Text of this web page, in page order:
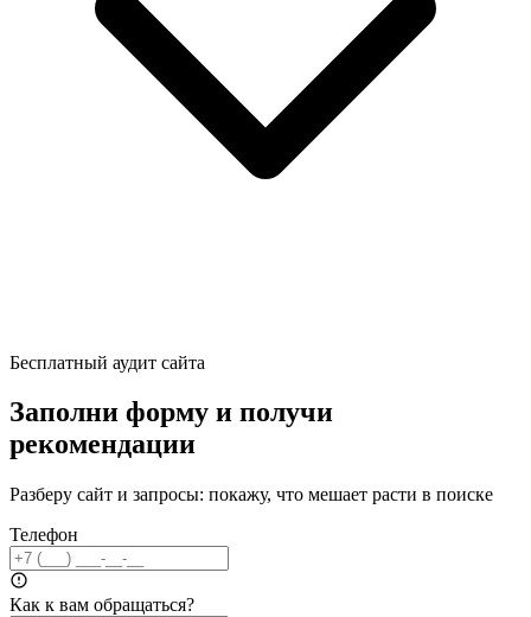
Бесплатный аудит сайта
Заполни форму и получи
рекомендации
Разберу сайт и запросы: покажу, что мешает расти в поиске
Телефон
Как к вам обращаться?